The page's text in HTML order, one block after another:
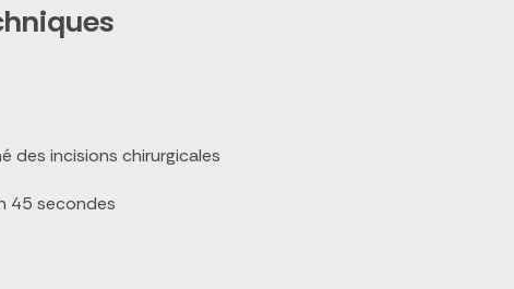
des incisions chirurgicales
45 secondes